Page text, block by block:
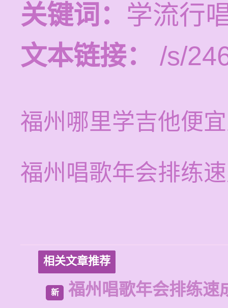
关键词： 学流行
文本链接：
/s/
福州哪里学吉他便
福州唱歌年会排练
相关文章推荐
新 福州唱歌年会排练速